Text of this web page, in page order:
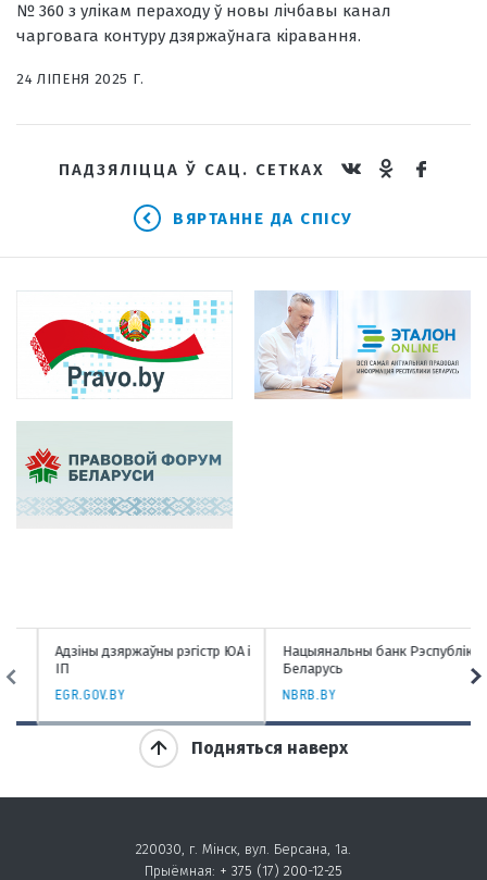
№ 360 з улікам пераходу ў новы лічбавы канал
чарговага контуру дзяржаўнага кіравання.
24 ЛIПЕНЯ 2025 Г.
ПАДЗЯЛІЦЦА Ў САЦ. СЕТКАХ
ВЯРТАННЕ ДА СПІСУ
Адзіны дзяржаўны рэгістр ЮА і
EGR.GOV.BY
Нацыянальны банк Рэспублікі
Беларусь
NBRB.BY
Подняться наверх
220030, г. Мінск, вул. Берсана, 1а.
Прыёмная: + 375 (17) 200-12-25